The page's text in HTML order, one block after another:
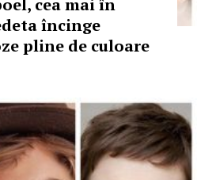
cea mai în
încinge
pline de culoare